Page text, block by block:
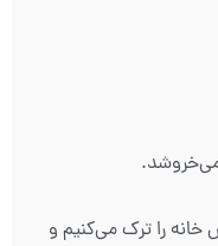
را ترک می‌کنیم و